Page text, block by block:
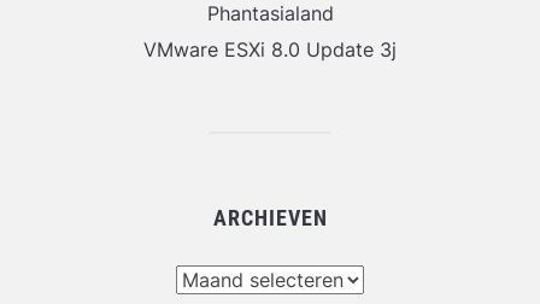
Phantasialand
VMware ESXi 8.0 Update 3j
ARCHIEVEN